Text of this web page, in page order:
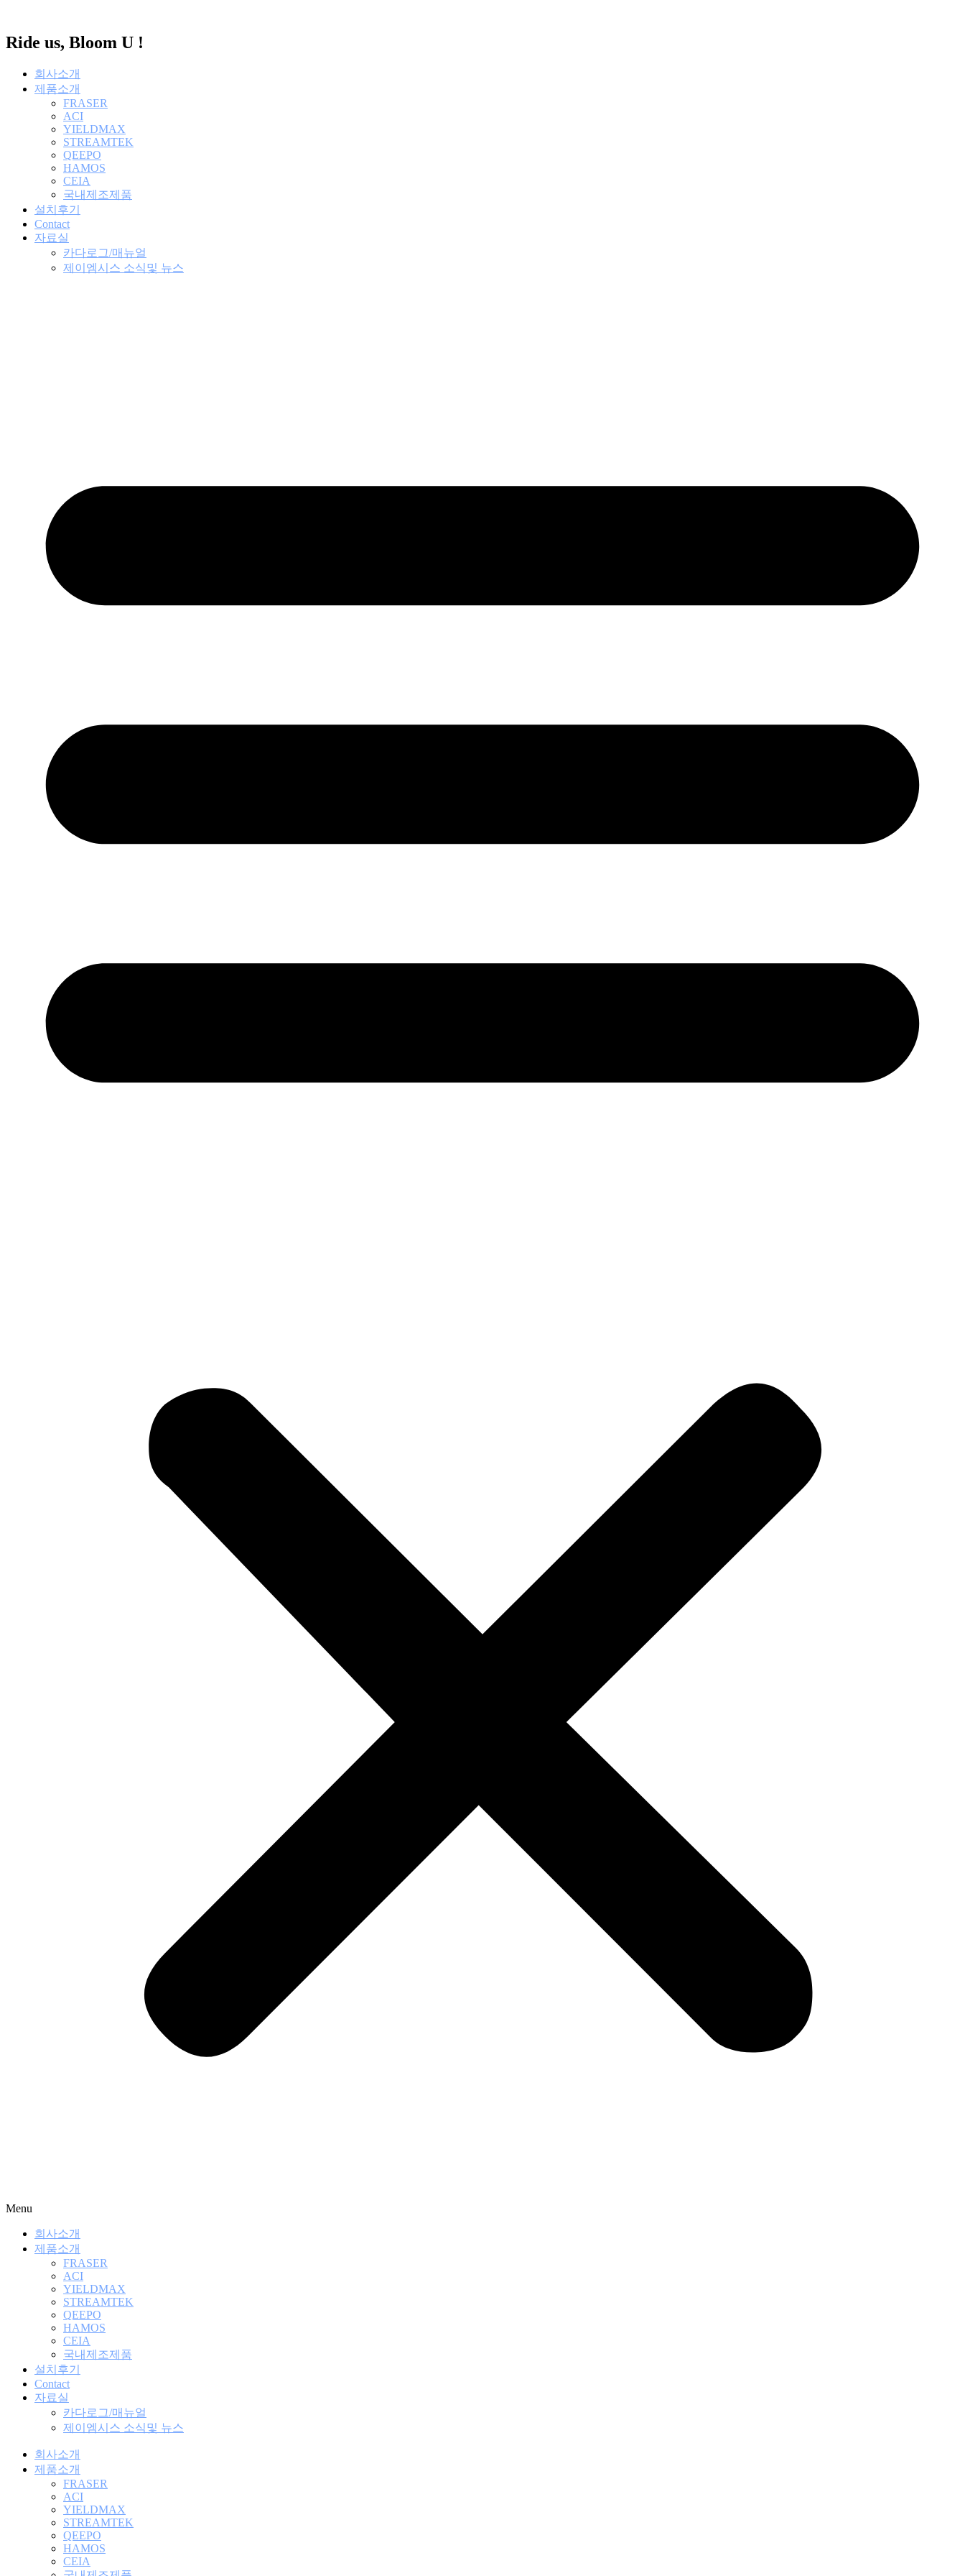
츠
Ride us, Bloom U !
회사소개
제품소개
FRASER
ACI
YIELDMAX
STREAMTEK
QEEPO
HAMOS
CEIA
국내제조제품
설치후기
Contact
자료실
카다로그/매뉴얼
제이엠시스 소식및 뉴스
Menu
회사소개
제품소개
FRASER
ACI
YIELDMAX
STREAMTEK
QEEPO
HAMOS
CEIA
국내제조제품
설치후기
Contact
자료실
카다로그/매뉴얼
제이엠시스 소식및 뉴스
회사소개
제품소개
FRASER
ACI
YIELDMAX
STREAMTEK
QEEPO
HAMOS
CEIA